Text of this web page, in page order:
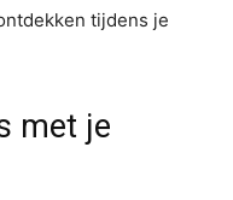
tijdens je
met je